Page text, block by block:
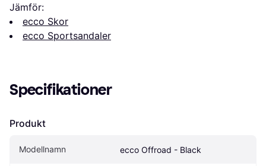
Jämför:
ecco Skor
ecco Sportsandaler
Specifikationer
Produkt
Modellnamn ecco Offroad - Black